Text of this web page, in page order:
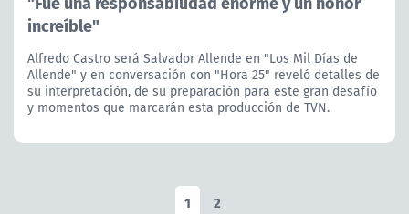
increíble"
Alfredo Castro será Salvador Allende en "Los Mil Días de
Allende" y en conversación con "Hora 25" reveló detalles de
su interpretación, de su preparación para este gran desafío
y momentos que marcarán esta producción de TVN.
1 2